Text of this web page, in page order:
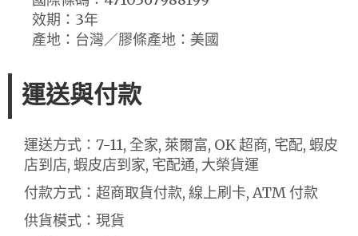
效期：3年
產地：台灣／膠條產地：美國
運送與付款
運送方式：7-11, 全家, 萊爾富, OK 超商, 宅配, 蝦皮
店到店, 蝦皮店到家, 宅配通, 大榮貨運
付款方式：超商取貨付款, 線上刷卡, ATM 付款
供貨模式：現貨